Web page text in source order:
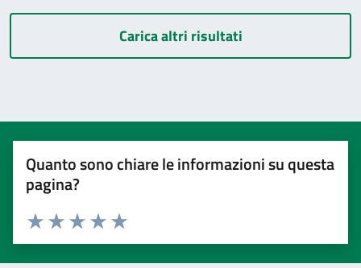
Carica altri risultati
Quanto sono chiare le informazioni su questa
pagina?
Valuta 5 stelle su 5
Valuta 4 stelle su 5
Valuta 3 stelle su 5
Valuta 2 stelle su 5
Valuta 1 stelle su 5